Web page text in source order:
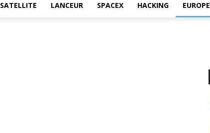
SATELLITE LANCEUR SPACEX HACKING EUROPE